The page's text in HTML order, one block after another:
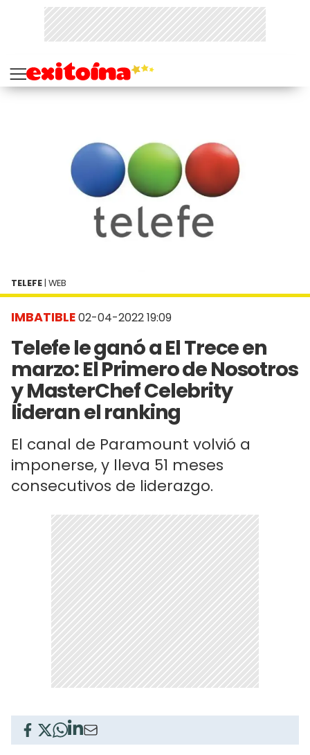
IMBATIBLE02-04-2022 19:09
Telefe le ganó a El Trece en
marzo: El Primero de Nosotros
y MasterChef Celebrity
lideran el ranking
El canal de Paramount volvió a
imponerse, y lleva 51 meses
consecutivos de liderazgo.
TELEFE | WEB